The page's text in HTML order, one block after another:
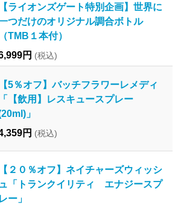
【ライオンズゲート特別企画】世界に
つだけのオリジナル調合ボトル
（TMB１本付）
円 (税込)
【5％オフ】バッチフラワーレメディ
「【飲用】レスキュースプレー
」
円 (税込)
【２０％オフ】ネイチャーズウィッシ
ュ「トランクイリティ エナジースプ
レー」